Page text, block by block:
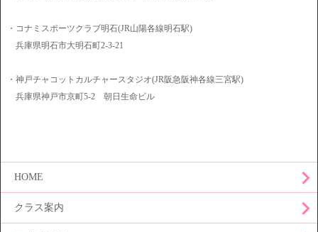
・コナミスポーツクラブ明石(JR山陽各線明石駅)
兵庫県明石市大明石町2-3-21
・神戸チャコットカルチャースタジオ(JR阪急阪神各線三宮駅)
兵庫県神戸市京町5-2 朝日生命ビル
HOME
クラス案内